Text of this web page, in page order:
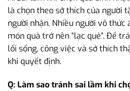
là chọn theo sở thích của người
người nhận. Nhiều người vô thức
món quà trở nên “lạc quẻ”. Để
lối sống, công việc và sở thích
khi quyết định.
Q: Làm sao tránh sai lầm khi